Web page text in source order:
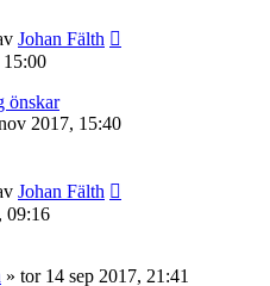
Johan Fälth
önskar
2017, 15:40
Johan Fälth
09:16
» tor 14 sep 2017, 21:41